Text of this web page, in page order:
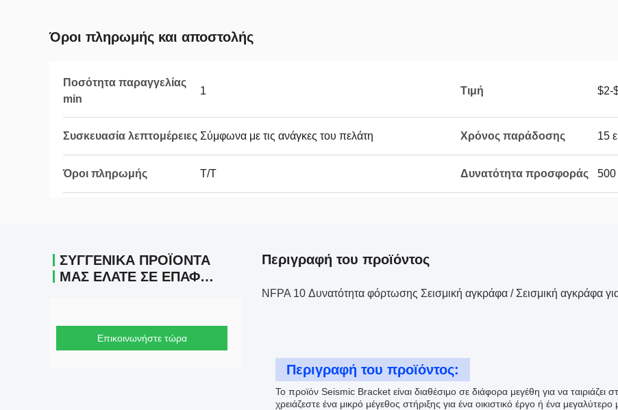
Όροι πληρωμής και αποστολής
Ποσότητα παραγγελίας
min
1 Τιμή $2-
Συσκευασία λεπτομέρειες Σύμφωνα με τις ανάγκες του πελάτη Χρόνος παράδοσης 15
Όροι πληρωμής Τ/Τ Δυνατότητα προσφοράς 500
ΣΥΓΓΕΝΙΚΆ ΠΡΟΪΌΝΤΑ
ΜΑΣ ΕΛΆΤΕ ΣΕ ΕΠΑΦΉ ΜΕ
Επικοινωνήστε τώρα
Περιγραφή του προϊόντος
NFPA 10 Δυνατότητα φόρτωσης Σεισμική αγκράφα / Σεισμική αγκράφα
Περιγραφή του προϊόντος:
Το προϊόν Seismic Bracket είναι διαθέσιμο σε διάφορα μεγέθη για να ταιριάζει
χρειάζεστε ένα μικρό μέγεθος στήριξης για ένα οικιστικό έργο ή ένα